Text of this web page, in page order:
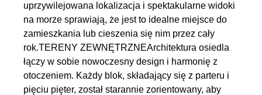
uprzywilejowana lokalizacja i spektakularne widoki
na morze sprawiają, że jest to idealne miejsce do
zamieszkania lub cieszenia się nim przez cały
rok.TERENY ZEWNĘTRZNEArchitektura osiedla
łączy w sobie nowoczesny design i harmonię z
otoczeniem. Każdy blok, składający się z parteru i
pięciu pięter, został starannie zorientowany, aby